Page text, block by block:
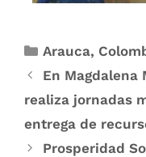
Arauca,
En Magdalena
realiza jornadas
entrega de
Prosperidad